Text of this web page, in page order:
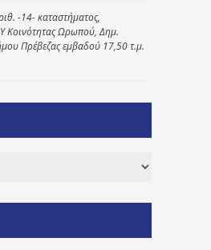
-14- καταστήματος,
Ωρωπού, Δημ.
Πρέβεζας εμβαδού 17,50 τ.μ.